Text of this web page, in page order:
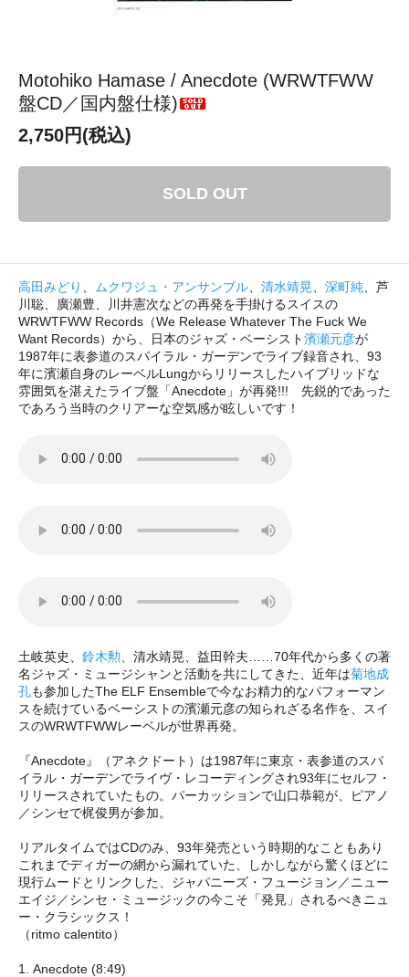
Motohiko Hamase / Anecdote (WRWTFWW
盤CD／国内盤仕様)
2,750円(税込)
SOLD OUT
高田みどり ムクワジュ・アンサンブル 清水靖晃 深町純 、芦
川聡、廣瀬豊、川井憲次などの再発を手掛けるスイスの
WRWTFWW Records（We Release Whatever The Fuck We
Want Records）から、日本のジャズ・ベーシスト濱瀬元彦が
1987年に表参道のスパイラル・ガーデンでライブ録音され、93
年に濱瀬自身のレーベルLungからリリースしたハイブリッドな
雰囲気を湛えたライブ盤「Anecdote」が再発!!! 先鋭的であった
であろう当時のクリアーな空気感が眩しいです！
土岐英史、 鈴木勲 、清水靖晃、益田幹夫……70年代から多くの著
名ジャズ・ミュージシャンと活動を共にしてきた、近年は菊地成
孔も参加したThe ELF Ensembleで今なお精力的なパフォーマン
スを続けているベーシストの濱瀬元彦の知られざる名作を、スイ
スのWRWTFWWレーベルが世界再発。
『Anecdote』（アネクドート）は1987年に東京・表参道のスパ
イラル・ガーデンでライヴ・レコーディングされ93年にセルフ・
リリースされていたもの。パーカッションで山口恭範が、ピアノ
／シンセで梶俊男が参加。
リアルタイムではCDのみ、93年発売という時期的なこともあり
これまでディガーの網から漏れていた、しかしながら驚くほどに
現行ムードとリンクした、ジャパニーズ・フュージョン／ニュー
エイジ／シンセ・ミュージックの今こそ「発見」されるべきニュ
ー・クラシックス！
（ritmo calentito）
1. Anecdote (8:49)